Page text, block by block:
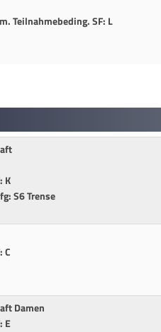
Teilnahmebeding. SF: L
K
S6 Trense
C
Damen
E